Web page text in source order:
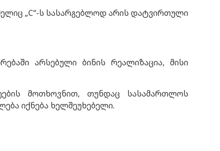
„C“-ს სასარგებლოდ არის დატვირთული
არსებული ბინის რეალიზაცია, მისი
მოთხოვნით, თუნდაც სასამართლოს
იქნება ხელშეუხებელი.